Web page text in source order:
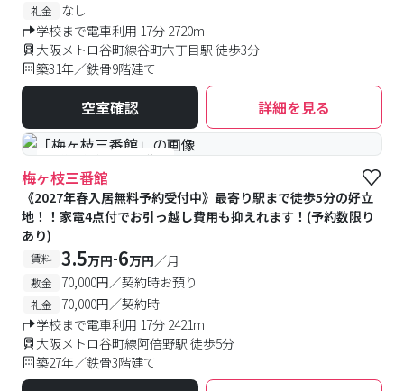
礼金
なし
学校まで電車利用 17分 2720m
大阪メトロ谷町線谷町六丁目駅 徒歩3分
築31年／鉄骨9階建て
空室確認 詳細を見る
#予約受付中 #空室待ち
梅ヶ枝三番館
《2027年春入居無料予約受付中》最寄り駅まで徒歩5分の好立
地！！家電4点付でお引っ越し費用も抑えれます！(予約数限り
あり)
賃料 3.5万円-6万円／月
敷金 70,000円／契約時お預り
礼金
70,000円／契約時
学校まで電車利用 17分 2421m
大阪メトロ谷町線阿倍野駅 徒歩5分
築27年／鉄骨3階建て